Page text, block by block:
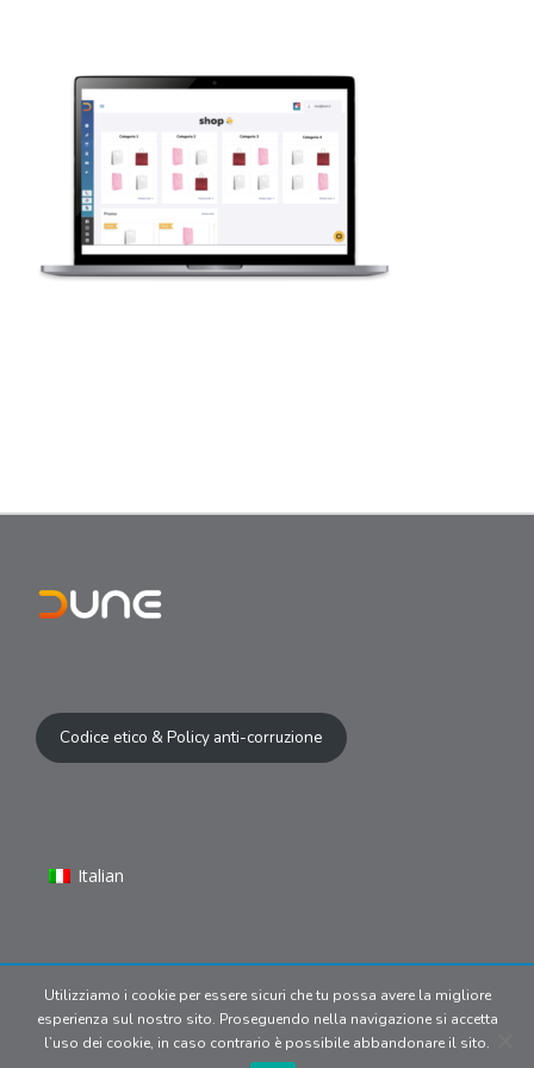
Codice etico & Policy anti-corruzione
Italian
© 2024 Copyright | Dune S.r.l P.IVA
09902170969. All media belong
to their respective owners.Privacy
Utilizziamo i cookie per essere sicuri che tu possa avere la migliore
esperienza sul nostro sito. Proseguendo nella navigazione si accetta
l’uso dei cookie, in caso contrario è possibile abbandonare il sito.